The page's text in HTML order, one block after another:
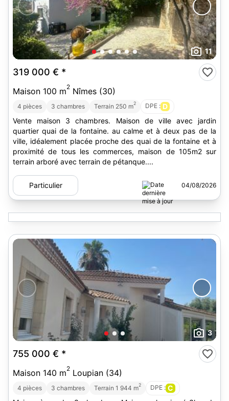
11
319 000 € *
Maison 100 m2 Nîmes (30)
4 pièces 3 chambres Terrain 250 m2 DPE : D
Vente maison 3 chambres. Maison de ville avec jardin
quartier quai de la fontaine. au calme et à deux pas de la
ville, idéalement placée proche des quai de la fontaine et à
proximité de tous les commerces, maison de 105m2 sur
terrain arboré avec terrain de pétanque....
Particulier 04/08/2026
3
755 000 € *
Maison 140 m2 Loupian (34)
4 pièces 3 chambres Terrain 1 944 m2 DPE : C